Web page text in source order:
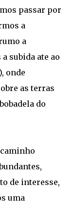
passar por
a
a
subida ate ao
onde
as terras
do
de interesse,
uma